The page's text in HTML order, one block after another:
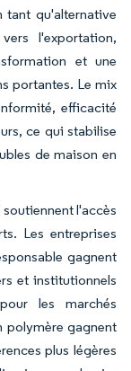
tant qu'alternative
l'exportation,
et une
portantes. Le mix
efficacité
ce qui stabilise
de maison en
l'accès
Les entreprises
gagnent
et institutionnels
les marchés
polymère gagnent
plus légères